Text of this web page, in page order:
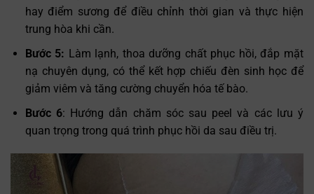
hay điểm sương để điều chỉnh thời gian và thực hiện
trung hòa khi cần.
Bước 5: Làm lạnh, thoa dưỡng chất phục hồi, đắp mặt
nạ chuyên dụng, có thể kết hợp chiếu đèn sinh học để
giảm viêm và tăng cường chuyển hóa tế bào.
Bước 6: Hướng dẫn chăm sóc sau peel và các lưu ý
quan trọng trong quá trình phục hồi da sau điều trị.